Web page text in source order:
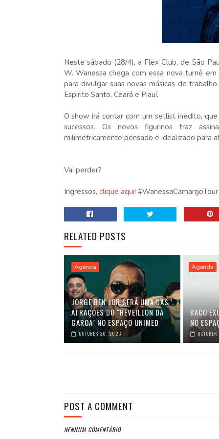
Neste sábado (28/4), a Flex Club, de São
W. Wanessa chega com essa nova turnê
para divulgar suas novas músicas de
Espirito Santo, Ceará e Piauí.
O show irá contar com um setlist inédito,
sucessos. Os novos figurinos traz
milimetricamente pensado e idealizado para
Vai perder?
Ingressos, clique aqui! #WanessaCamargoTour
RELATED POSTS
Agenda
JORGE BEN JOR SERÁ UMA DAS
ATRAÇÕES DO "RÉVEILLON DA
GAROA" NO ESPAÇO UNIMED
OCTOBER 30, 2023
Agenda
BACO
NO
POST A COMMENT
NENHUM COMENTÁRIO